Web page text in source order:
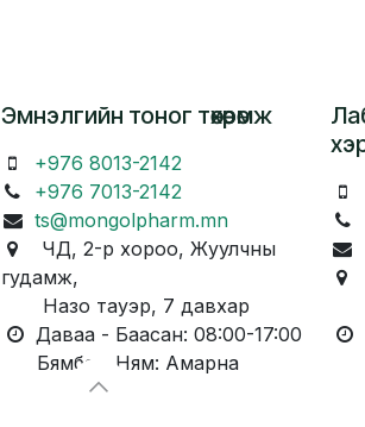
Эмнэлгийн тоног төхөөрөмж
+976 8013-2142
+976 7013-2142
ts@mongolpharm.mn
ЧД, 2-р хороо, Жуулчны
гудамж,
Назо тауэр, 7 давхар
Даваа - Баасан: 08:00-17:00
Бямба - Ням: Амарна